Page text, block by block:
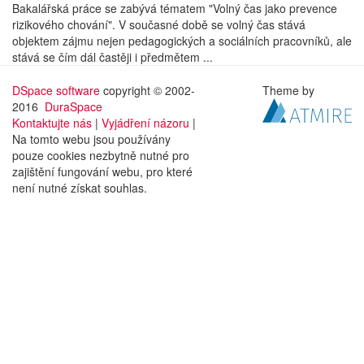
Bakalářská práce se zabývá tématem "Volný čas jako prevence
rizikového chování". V současné době se volný čas stává
objektem zájmu nejen pedagogických a sociálních pracovníků, ale
stává se čím dál častěji i předmětem ...
DSpace software copyright © 2002-
2016 DuraSpace
Kontaktujte nás | Vyjádření názoru |
Na tomto webu jsou používány
pouze cookies nezbytně nutné pro
zajištění fungování webu, pro které
není nutné získat souhlas.
Theme by